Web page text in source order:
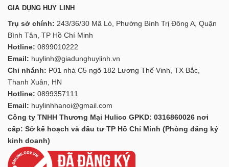
GIA DỤNG HUY LINH
Trụ sở chính: 243/36/30 Mã Lò, Phường Bình Trị Đông A, Quận
Bình Tân, TP Hồ Chí Minh
Hotline: 0899010222
Email: huylinh@giadunghuylinh.vn
Chi nhánh: P01 nhà C5 ngõ 182 Lương Thế Vinh, TX Bắc,
Thanh Xuân, HN
Hotline: 0899357111
Email: huylinhhanoi@gmail.com
Công ty TNHH Thương Mại Hulico GPKD: 0316860026 nơi
cấp: Sở kế hoạch và đầu tư TP Hồ Chí Minh (Phòng đăng ký
kinh doanh)